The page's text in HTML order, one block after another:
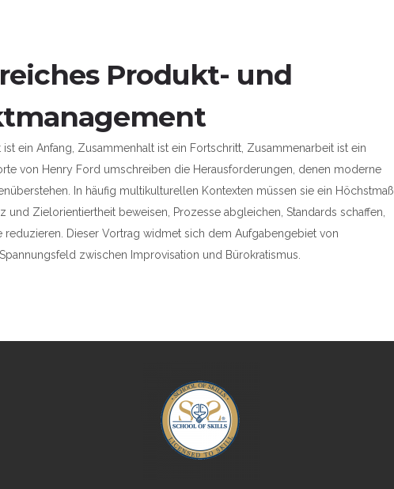
Produkt- und
ist ein Anfang, Zusammenhalt ist ein Fortschritt, Zusammenarbeit ist ein
von Henry Ford umschreiben die Herausforderungen, denen moderne
In häufig multikulturellen Kontexten müssen sie ein Höchstmaß
und Zielorientiertheit beweisen, Prozesse abgleichen, Standards schaffen,
reduzieren. Dieser Vortrag widmet sich dem Aufgabengebiet von
zwischen Improvisation und Bürokratismus.